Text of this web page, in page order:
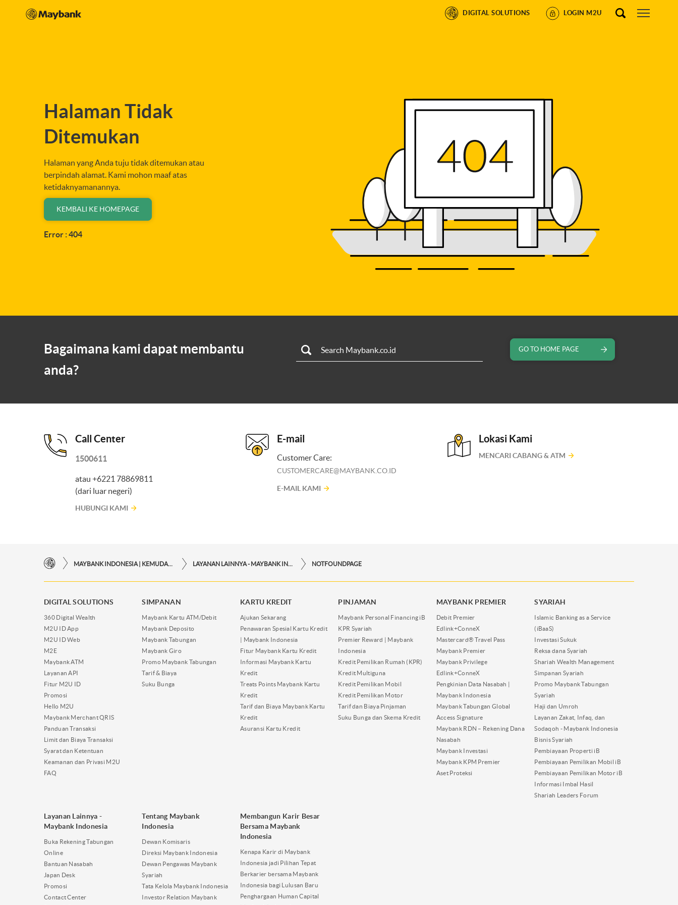
DIGITAL SOLUTIONS LOGIN M2U
Halaman Tidak
Ditemukan
Halaman yang Anda tuju tidak ditemukan atau
berpindah alamat. Kami mohon maaf atas
ketidaknyamanannya.
KEMBALI KE HOMEPAGE
Error : 404
Bagaimana kami dapat membantu
anda?
GO TO HOME PAGE
Call Center
1500611
atau +6221 78869811
(dari luar negeri)
HUBUNGI KAMI
E-mail
Customer Care:
CUSTOMERCARE@MAYBANK.CO.ID
E-MAIL KAMI
Lokasi Kami
MENCARI CABANG & ATM
MAYBANK INDONESIA | KEMUDAHAN TRANSAKSI FINANSIAL DI UJUNG JARI ANDA LAYANAN LAINNYA - MAYBANK INDONESIA NOTFOUNDPAGE
DIGITAL SOLUTIONS
360 Digital Wealth
M2U ID App
M2U ID Web
M2E
Maybank ATM
Layanan API
Fitur M2U ID
Promosi
Hello M2U
Maybank Merchant QRIS
Panduan Transaksi
Limit dan Biaya Transaksi
Syarat dan Ketentuan
Keamanan dan Privasi M2U
FAQ
SIMPANAN
Maybank Kartu ATM/Debit
Maybank Deposito
Maybank Tabungan
Maybank Giro
Promo Maybank Tabungan
Tarif & Biaya
Suku Bunga
KARTU KREDIT
Ajukan Sekarang
Penawaran Spesial Kartu Kredit
| Maybank Indonesia
Fitur Maybank Kartu Kredit
Informasi Maybank Kartu
Kredit
Treats Points Maybank Kartu
Kredit
Tarif dan Biaya Maybank Kartu
Kredit
Asuransi Kartu Kredit
PINJAMAN
Maybank Personal Financing iB
KPR Syariah
Premier Reward | Maybank
Indonesia
Kredit Pemilikan Rumah (KPR)
Kredit Multiguna
Kredit Pemilikan Mobil
Kredit Pemilikan Motor
Tarif dan Biaya Pinjaman
Suku Bunga dan Skema Kredit
MAYBANK PREMIER
Debit Premier
Edlink+ConneX
Mastercard® Travel Pass
Maybank Premier
Maybank Privilege
Edlink+ConneX
Pengkinian Data Nasabah |
Maybank Indonesia
Maybank Tabungan Global
Access Signature
Maybank RDN – Rekening Dana
Nasabah
Maybank Investasi
Maybank KPM Premier
Aset Proteksi
SYARIAH
Islamic Banking as a Service
(iBaaS)
Investasi Sukuk
Reksa dana Syariah
Shariah Wealth Management
Simpanan Syariah
Promo Maybank Tabungan
Syariah
Haji dan Umroh
Layanan Zakat, Infaq, dan
Sodaqoh - Maybank Indonesia
Bisnis Syariah
Pembiayaan Properti iB
Pembiayaan Pemilikan Mobil iB
Pembiayaan Pemilikan Motor iB
Informasi Imbal Hasil
Shariah Leaders Forum
Layanan Lainnya -
Maybank Indonesia
Buka Rekening Tabungan
Online
Bantuan Nasabah
Japan Desk
Promosi
Contact Center
Tentang Maybank
Indonesia
Dewan Komisaris
Direksi Maybank Indonesia
Dewan Pengawas Maybank
Syariah
Tata Kelola Maybank Indonesia
Investor Relation Maybank
Membangun Karir Besar
Bersama Maybank
Indonesia
Kenapa Karir di Maybank
Indonesia jadi Pilihan Tepat
Berkarier bersama Maybank
Indonesia bagi Lulusan Baru
Penghargaan Human Capital